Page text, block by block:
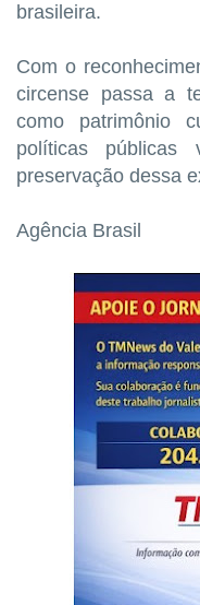
brasileira.
Com o
circense passa a
como patrimônio
políticas
preservação dessa
Agência Brasil